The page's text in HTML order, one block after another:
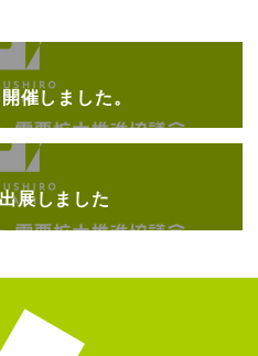
催しました。
展しました